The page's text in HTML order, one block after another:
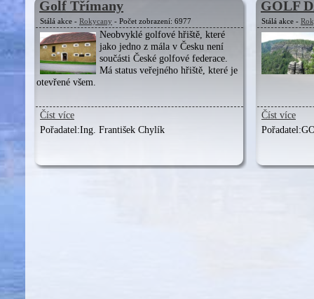
Golf Třímany
Stálá akce - Rokycany - Počet zobrazení: 6977
Neobvyklé golfové hřiště, které
jako jedno z mála v Česku není
součásti České golfové federace.
Má status veřejného hřiště, které je
otevřené všem.
Číst více
Pořadatel:Ing. František Chylík
GOLF
Stálá akce -
Číst více
Pořadatel: